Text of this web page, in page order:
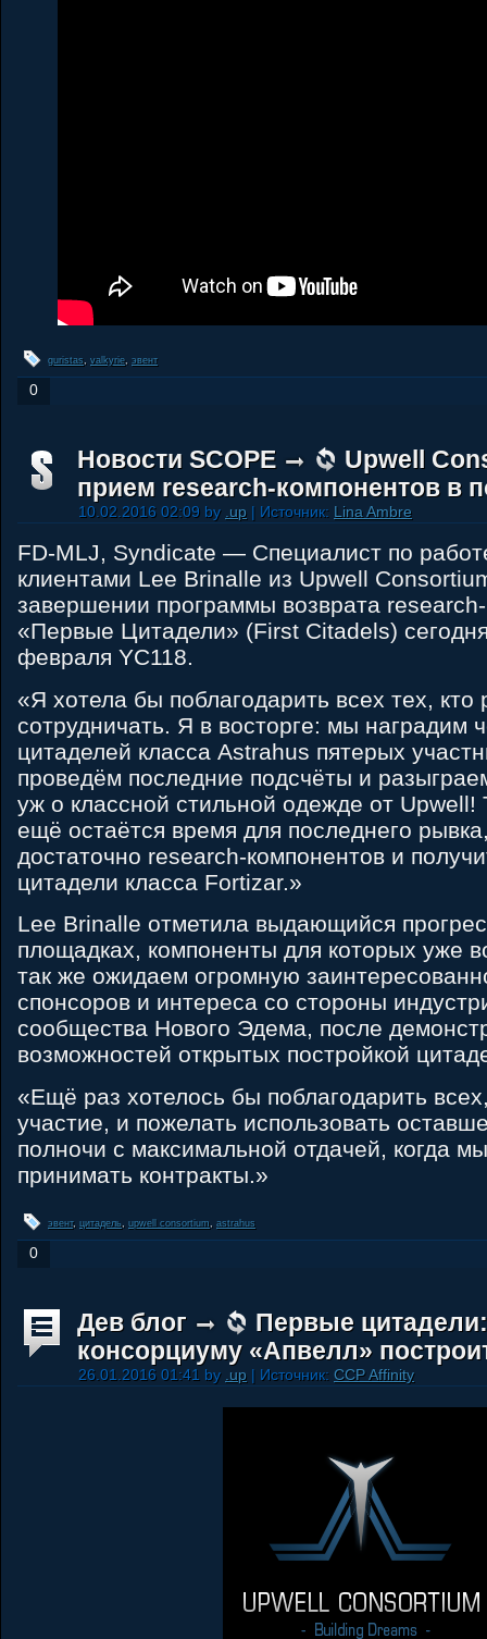
guristas, valkyrie, эвент
0
Новости SCOPE
Upwell
прием research-компонентов в
10.02.2016 02:09 by .up | Источник: Lina Ambre
FD-MLJ, Syndicate — Специалист по
клиентами Lee Brinalle из Upwell
завершении программы возврата
«Первые Цитадели» (First Citadels)
февраля YC118.
«Я хотела бы поблагодарить всех тех, кто
сотрудничать. Я в восторге: мы наградим
цитаделей класса Astrahus пятерых
проведём последние подсчёты и
уж о классной стильной одежде от
ещё остаётся время для последнего
достаточно research-компонентов и
цитадели класса Fortizar.»
Lee Brinalle отметила выдающийся
площадках, компоненты для которых уже
так же ожидаем огромную
спонсоров и интереса со стороны
сообщества Нового Эдема, после
возможностей открытых постройкой
«Ещё раз хотелось бы поблагодарить
участие, и пожелать использовать
полночи с максимальной отдачей, когда
принимать контракты.»
эвент, цитадель, upwell consortium, astrahus
0
Дев блог
Первые
консорциуму «Апвелл»
26.01.2016 01:41 by .up | Источник: CCP Affinity